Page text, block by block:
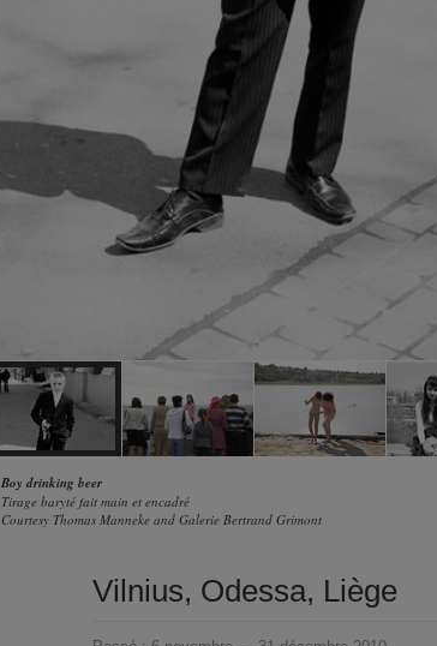
Boy drinking beer
Tirage baryté fait main et encadré
Courtesy Thomas Manneke and Galerie Bertrand Grimont
Vilnius, Odessa, Liège